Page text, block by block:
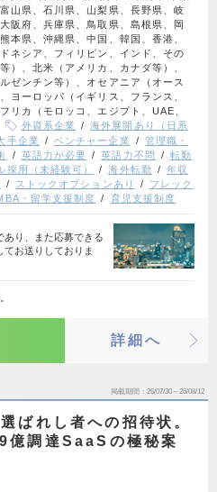
山県、石川県、山梨県、長野県、岐
阪府、兵庫県、鳥取県、島根県、岡
本県、沖縄県、中国、韓国、香港、
ネシア、フィリピン、インド、その
）、北米（アメリカ、カナダ等）、
ゼンチン等）、オセアニア（オース
ヨーロッパ（イギリス、フランス、
リカ（モロッコ、エジプト、UAE、
外資系企業
海外展開あり（日系
手企業 ベンチャー企業
管理職・
英語力が必要 英語力不問
転勤
採用（未経験可） 海外転勤
年収
ストックオプションあり
フレック
・留学支援制度 育児支援制度
り、また応募できる
お送りしておりま
詳細へ
掲載期間 26/07/30～26/08/12
ばれし者への招待状。
億調達SaaSの極秘案